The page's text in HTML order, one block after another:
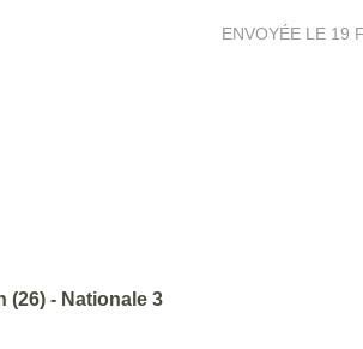
ENVOYÉE LE 19
(26) - Nationale 3